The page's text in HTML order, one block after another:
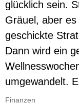
glücklich sein.
Gräuel, aber
geschickte
Dann wird ein
umgewandelt.
Finanzen